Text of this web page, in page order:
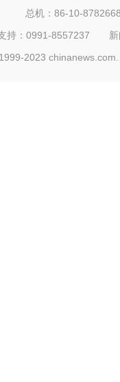
总机：86-10-
持：0991-8557237
2023